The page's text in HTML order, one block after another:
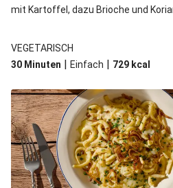
mit Kartoffel, dazu Brioche und
VEGETARISCH
30 Minuten | Einfach | 729 kcal